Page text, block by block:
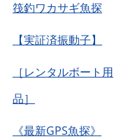
筏釣ワカサギ魚探
【実証済振動子】
［レンタルボート用
品］
《最新GPS魚探》